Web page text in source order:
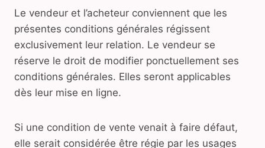
Le vendeur et l’acheteur conviennent que les
présentes conditions générales régissent
exclusivement leur relation. Le vendeur se
réserve le droit de modifier ponctuellement ses
conditions générales. Elles seront applicables
dès leur mise en ligne.
Si une condition de vente venait à faire défaut,
elle serait considérée être régie par les usages